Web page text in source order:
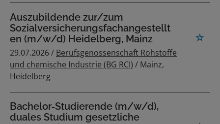
Auszubildende zur/zum
Sozialversicherungsfachangestellt
en (m/w/d) Heidelberg, Mainz
29.07.2026 / Berufsgenossenschaft Rohstoffe
und chemische Industrie (BG RCI) / Mainz,
Heidelberg
Bachelor-Studierende (m/w/d),
duales Studium gesetzliche